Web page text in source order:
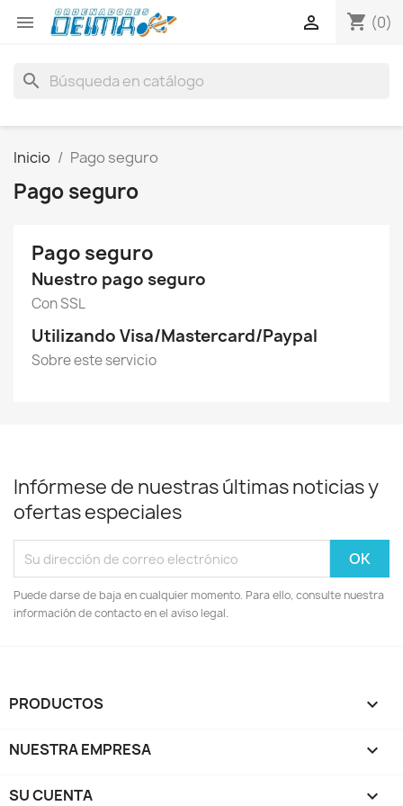
 shopping_cart (0)

search
Inicio Pago seguro
Pago seguro
Pago seguro
Nuestro pago seguro
Con SSL
Utilizando Visa/Mastercard/Paypal
Sobre este servicio
Infórmese de nuestras últimas noticias y
ofertas especiales
Puede darse de baja en cualquier momento. Para ello, consulte nuestra
información de contacto en el aviso legal.
PRODUCTOS 
NUESTRA EMPRESA 
SU CUENTA 